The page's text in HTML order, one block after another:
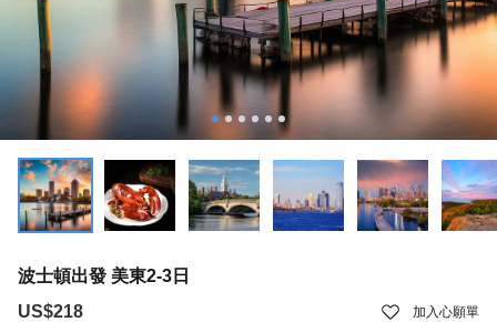
波士頓出發 美東2-3日
US$218
加入心願單